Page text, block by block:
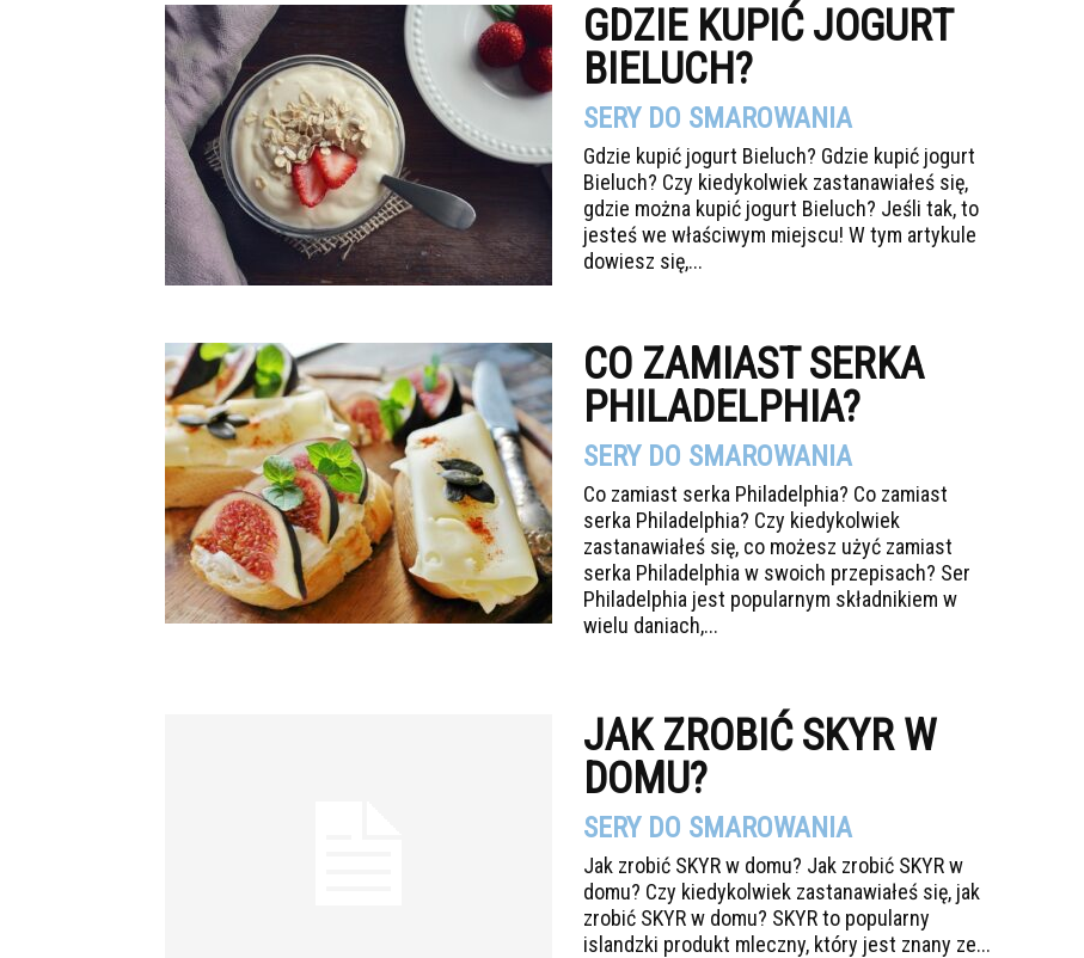
GDZIE KUPIĆ JOGURT
BIELUCH?
SERY DO SMAROWANIA
Gdzie kupić jogurt Bieluch? Gdzie kupić jogurt
Bieluch? Czy kiedykolwiek zastanawiałeś się,
gdzie można kupić jogurt Bieluch? Jeśli tak, to
jesteś we właściwym miejscu! W tym artykule
dowiesz się,...
CO ZAMIAST SERKA
PHILADELPHIA?
SERY DO SMAROWANIA
Co zamiast serka Philadelphia? Co zamiast
serka Philadelphia? Czy kiedykolwiek
zastanawiałeś się, co możesz użyć zamiast
serka Philadelphia w swoich przepisach? Ser
Philadelphia jest popularnym składnikiem w
wielu daniach,...
JAK ZROBIĆ SKYR W
DOMU?
SERY DO SMAROWANIA
Jak zrobić SKYR w domu? Jak zrobić SKYR w
domu? Czy kiedykolwiek zastanawiałeś się, jak
zrobić SKYR w domu? SKYR to popularny
islandzki produkt mleczny, który jest znany ze...